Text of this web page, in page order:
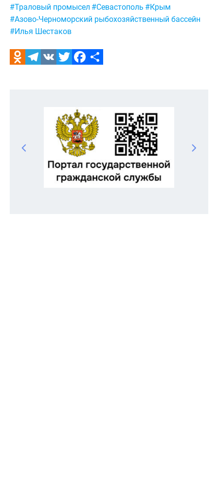
#Траловый промысел #Севастополь #Крым
#Азово-Черноморский рыбохозяйственный бассейн
#Илья Шестаков